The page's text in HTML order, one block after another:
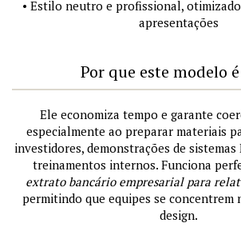
• Estilo neutro e profissional,
apresentações
Por que este modelo
Ele economiza tempo e garante
especialmente ao preparar materiais
investidores, demonstrações de
treinamentos internos. Funciona
extrato bancário empresarial para
permitindo que equipes se concentrem
design.